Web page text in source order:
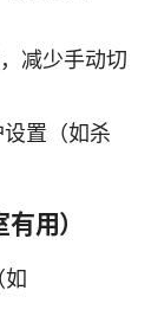
减少手动切
置（如杀
用）
如